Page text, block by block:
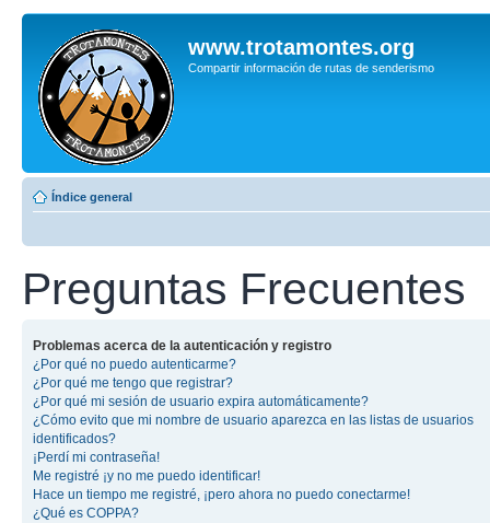
www.trotamontes.org
Compartir información de rutas de senderismo
Índice general
Preguntas Frecuentes
Problemas acerca de la autenticación y registro
¿Por qué no puedo autenticarme?
¿Por qué me tengo que registrar?
¿Por qué mi sesión de usuario expira automáticamente?
¿Cómo evito que mi nombre de usuario aparezca en las listas de usuarios
identificados?
¡Perdí mi contraseña!
Me registré ¡y no me puedo identificar!
Hace un tiempo me registré, ¡pero ahora no puedo conectarme!
¿Qué es COPPA?